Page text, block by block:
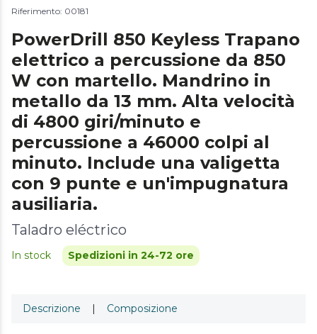
Riferimento: 00181
PowerDrill 850 Keyless Trapano
elettrico a percussione da 850
W con martello. Mandrino in
metallo da 13 mm. Alta velocità
di 4800 giri/minuto e
percussione a 46000 colpi al
minuto. Include una valigetta
con 9 punte e un'impugnatura
ausiliaria.
Taladro eléctrico
In stock Spedizioni in 24-72 ore
Descrizione | Composizione